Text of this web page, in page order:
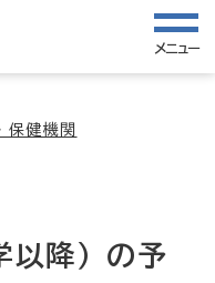
メニュー
保健機関
以降）の予